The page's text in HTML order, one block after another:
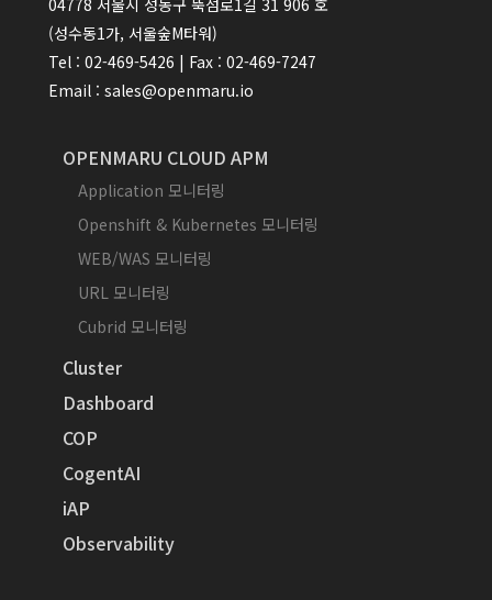
(성수동1가, 서울숲M타워)
Tel : 02-469-5426 | Fax : 02-469-7247
Email : sales@openmaru.io
OPENMARU CLOUD APM
Application 모니터링
Openshift & Kubernetes 모니터링
WEB/WAS 모니터링
URL 모니터링
Cubrid 모니터링
Cluster
Dashboard
COP
CogentAI
iAP
Observability